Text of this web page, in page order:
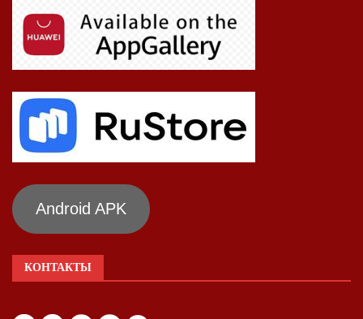
Android APK
КОНТАКТЫ